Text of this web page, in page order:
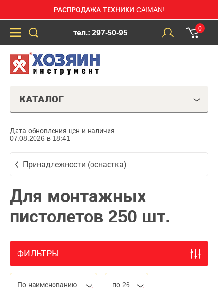
РАСПРОДАЖА ТЕХНИКИ CAIMAN!
тел.: 297-50-95
0
КАТАЛОГ
Дата обновления цен и наличия:
07.08.2026 в 18:41
Принадлежности (оснастка)
Для монтажных
пистолетов 250 шт.
ФИЛЬТРЫ
По наименованию по 26